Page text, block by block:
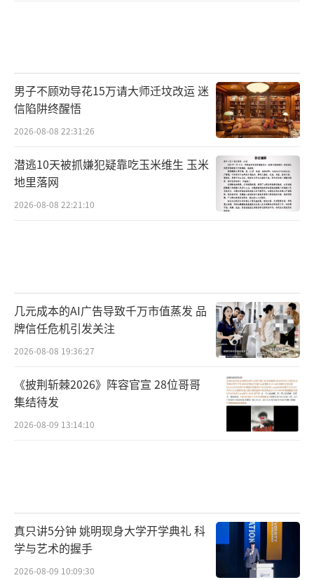
男子不顾劝导花15万请大师迁坟改运 迷
信陷阱终醒悟
2026-08-08 22:31:26
潜逃10天被抓嫌犯疑靠吃玉米维生 玉米
地里落网
2026-08-08 22:21:10
几元成本的AI广告导致千万市值蒸发 品
牌信任危机引发关注
2026-08-08 19:36:27
《披荆斩棘2026》阵容官宣 28位哥哥
集结待发
2026-08-09 13:14:10
真只讲5分钟 姚明现身大学开学典礼 科
学与艺术的握手
2026-08-09 10:09:30